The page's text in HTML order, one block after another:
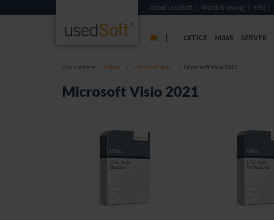
About usedSoft Worth knowing FAQ
| OFFICE M365 SERVER
You are here: Office Microsoft Visio Microsoft Visio 2021
Microsoft Visio 2021